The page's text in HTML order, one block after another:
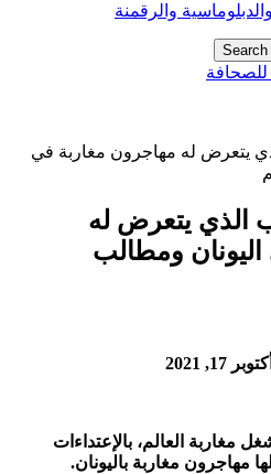
والرقمنة
للصحافة
يتعرض له مهاجرون مغاربة في
الذي يتعرض له
ومطالب
أكتوبر 17, 2021
مغاربة العالم، بالإعتداءات
مهاجرون مغاربة باليونان.